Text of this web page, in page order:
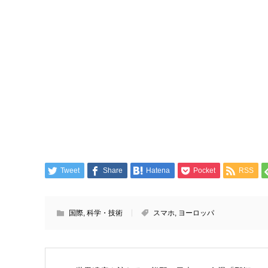
Tweet Share Hatena Pocket RSS
国際, 科学・技術 スマホ, ヨーロッパ